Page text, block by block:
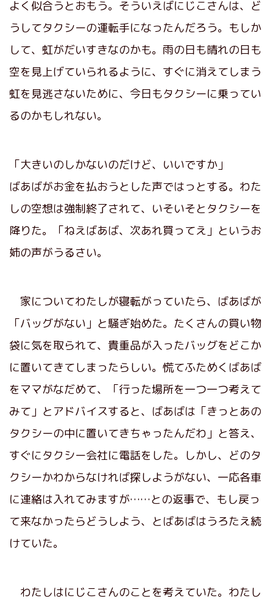
よく似合うとおもう。そういえばにじこさんは、ど
うしてタクシーの運転手になったんだろう。もしか
して、虹がだいすきなのかも。雨の日も晴れの日も
空を見上げていられるように、すぐに消えてしまう
虹を見逃さないために、今日もタクシーに乗ってい
るのかもしれない。
「大きいのしかないのだけど、いいですか」
ばあばがお金を払おうとした声ではっとする。わた
しの空想は強制終了されて、いそいそとタクシーを
降りた。「ねえばあば、次あれ買ってえ」というお
姉の声がうるさい。
家についてわたしが寝転がっていたら、ばあばが
「バッグがない」と騒ぎ始めた。たくさんの買い物
袋に気を取られて、貴重品が入ったバッグをどこか
に置いてきてしまったらしい。慌てふためくばあば
をママがなだめて、「行った場所を一つ一つ考えて
みて」とアドバイスすると、ばあばは「きっとあの
タクシーの中に置いてきちゃったんだわ」と答え、
すぐにタクシー会社に電話をした。しかし、どのタ
クシーかわからなければ探しようがない、一応各車
に連絡は入れてみますが……との返事で、もし戻っ
て来なかったらどうしよう、とばあばはうろたえ続
けていた。
わたしはにじこさんのことを考えていた。わたし